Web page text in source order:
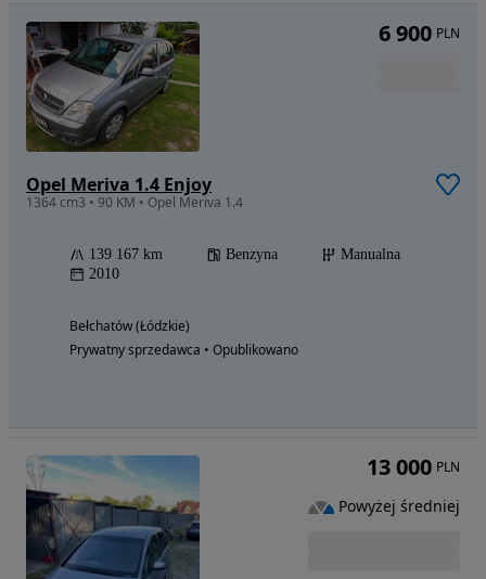
Opel Meriva 1.4 Enjoy
1364 cm3 • 90 KM • Opel Meriva 1.4
139 167 km Benzyna
Manualna
2010
Bełchatów (Łódzkie)
Prywatny sprzedawca • Opublikowano
6 900 PLN
13 000 PLN
Powyżej średniej